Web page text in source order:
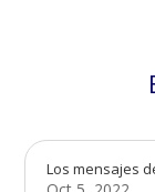
Los mensajes